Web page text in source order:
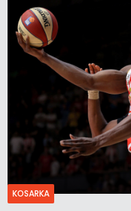
KOSARKA